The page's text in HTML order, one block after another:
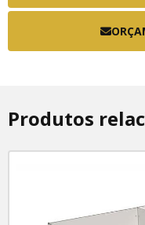
Diretor
Poltrana Diretor -
Cadeira para
Produtos